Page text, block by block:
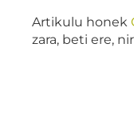
Artikulu honek
zara, beti ere,